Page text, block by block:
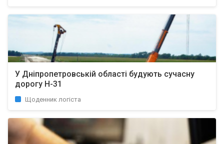
У Дніпропетровській області будують сучасну
дорогу Н-31
Щоденник логіста